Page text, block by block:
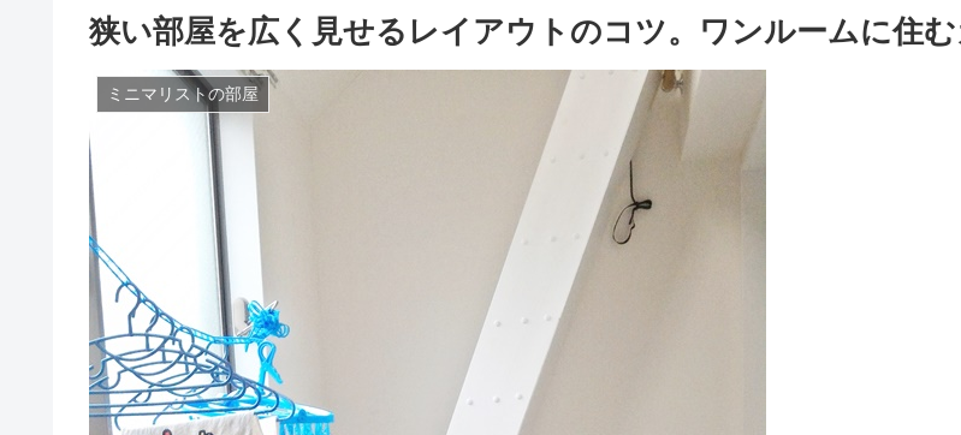
狭い部屋を広く見せるレイアウトのコツ。ワンルームに住
ミニマリストの部屋